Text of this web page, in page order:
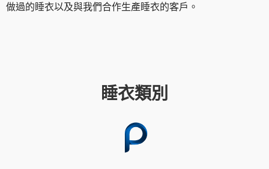
做過的睡衣以及與我們合作生產睡衣的客戶。
睡衣類別